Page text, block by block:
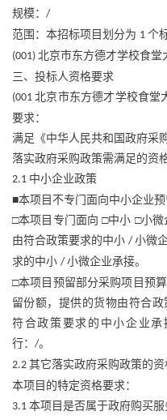
规模： /
范围：本招标项目划分为 1 个
(001) 北京市东方德才学校食堂
三、投标人资格要求
(001北京市东方德才学校食堂
要求：
满足《中华人民共和国政府采
落实政府采购政策需满足的资
2.1 中小企业政策
■本项目不专门面向中小企业预
□本项目专门面向 □中小 □小
由符合政策要求的中小 / 小微
求的中小 / 小微企业承接。
□本项目预留部分采购项目预
留份额，提供的货物由符合
符合政策要求的中小企业
行： /。
2.2 其它落实政府采购政策的资
本项目的特定资格要求：
3.1 本项目是否属于政府购买服